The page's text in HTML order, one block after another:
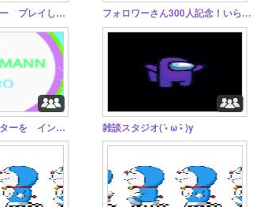
プラットフォーマー プレイして下さい フォロワーさん300人記念！いらこん！
世界一のキュレーターを イントロ見て〜Look at the intro ~ 雑談スタジオ( •̀ ω •́ )y